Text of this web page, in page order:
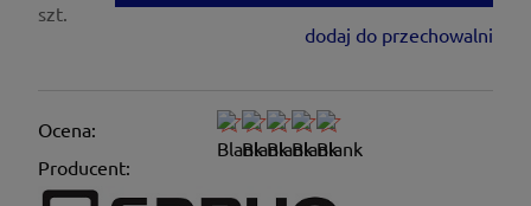
szt.
dodaj do przechowalni
Ocena:
Producent: